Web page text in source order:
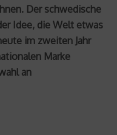
Der schwedische
Idee, die Welt etwas
im zweiten Jahr
Marke
an